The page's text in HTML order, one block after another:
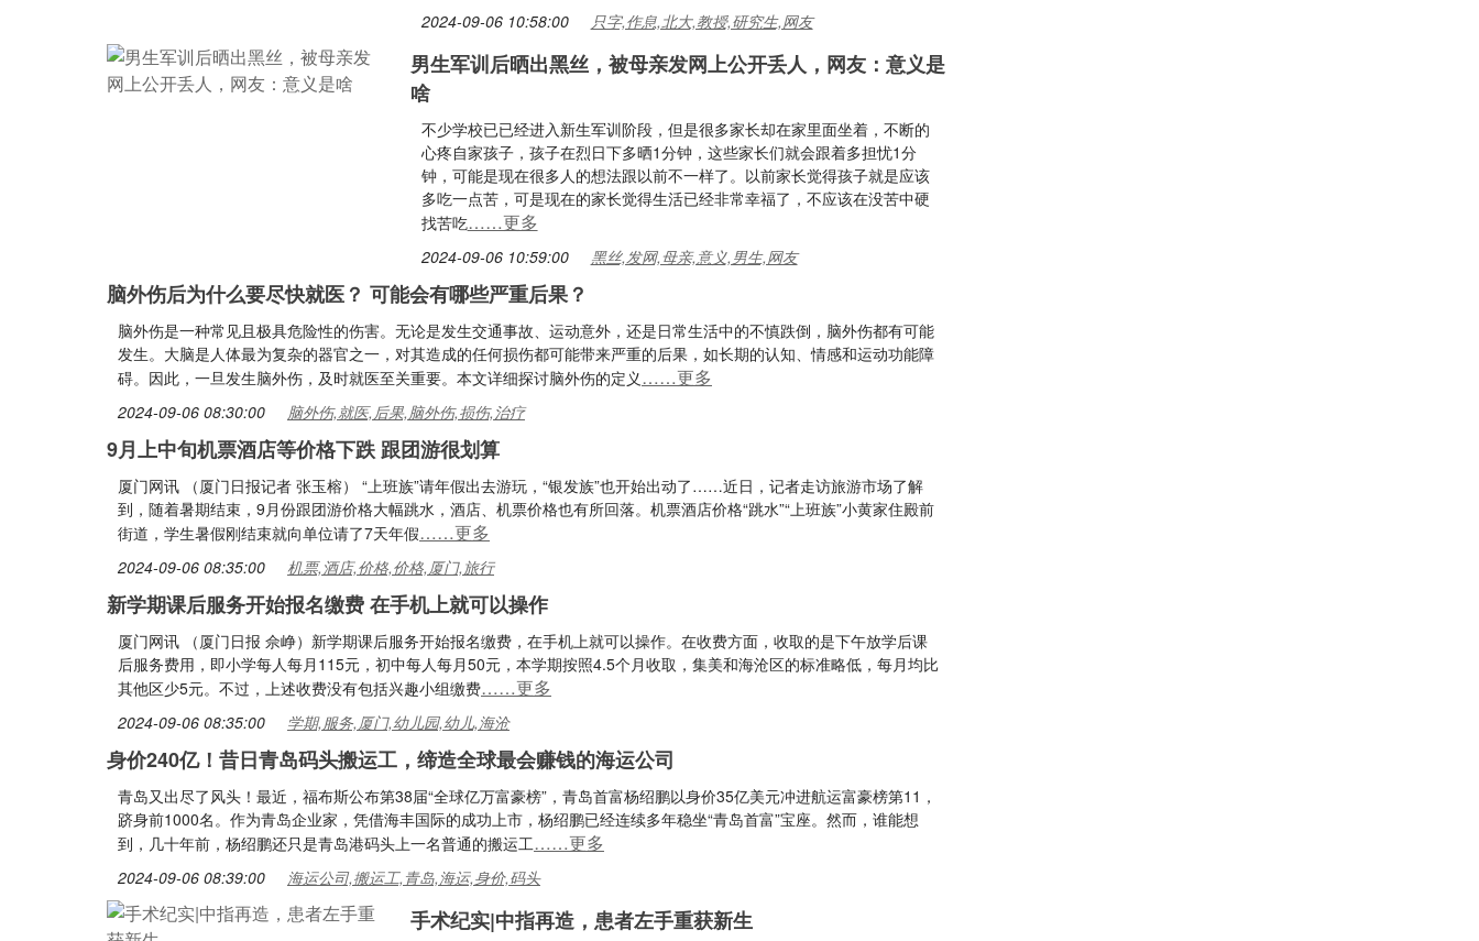
2024-09-06 10:58:00 只字,作息,北大,教授,研究生,网友
男生军训后晒出黑丝，被母亲发网上公开丢人，网友：意义是
啥
不少学校已已经进入新生军训阶段，但是很多家长却在家里面坐着，不断的
心疼自家孩子，孩子在烈日下多晒1分钟，这些家长们就会跟着多担忧1分
钟，可能是现在很多人的想法跟以前不一样了。以前家长觉得孩子就是应该
多吃一点苦，可是现在的家长觉得生活已经非常幸福了，不应该在没苦中硬
找苦吃……更多
2024-09-06 10:59:00 黑丝,发网,母亲,意义,男生,网友
脑外伤后为什么要尽快就医？ 可能会有哪些严重后果？
脑外伤是一种常见且极具危险性的伤害。无论是发生交通事故、运动意外，还是日常生活中的不慎跌倒，脑外伤都有可能
发生。大脑是人体最为复杂的器官之一，对其造成的任何损伤都可能带来严重的后果，如长期的认知、情感和运动功能障
碍。因此，一旦发生脑外伤，及时就医至关重要。本文详细探讨脑外伤的定义……更多
2024-09-06 08:30:00 脑外伤,就医,后果,脑外伤,损伤,治疗
9月上中旬机票酒店等价格下跌 跟团游很划算
厦门网讯 （厦门日报记者 张玉榕） “上班族”请年假出去游玩，“银发族”也开始出动了……近日，记者走访旅游市场了解
到，随着暑期结束，9月份跟团游价格大幅跳水，酒店、机票价格也有所回落。机票酒店价格“跳水”“上班族”小黄家住殿前
街道，学生暑假刚结束就向单位请了7天年假……更多
2024-09-06 08:35:00 机票,酒店,价格,价格,厦门,旅行
新学期课后服务开始报名缴费 在手机上就可以操作
厦门网讯 （厦门日报 佘峥）新学期课后服务开始报名缴费，在手机上就可以操作。在收费方面，收取的是下午放学后课
后服务费用，即小学每人每月115元，初中每人每月50元，本学期按照4.5个月收取，集美和海沧区的标准略低，每月均比
其他区少5元。不过，上述收费没有包括兴趣小组缴费……更多
2024-09-06 08:35:00 学期,服务,厦门,幼儿园,幼儿,海沧
身价240亿！昔日青岛码头搬运工，缔造全球最会赚钱的海运公司
青岛又出尽了风头！最近，福布斯公布第38届“全球亿万富豪榜”，青岛首富杨绍鹏以身价35亿美元冲进航运富豪榜第11，
跻身前1000名。作为青岛企业家，凭借海丰国际的成功上市，杨绍鹏已经连续多年稳坐“青岛首富”宝座。然而，谁能想
到，几十年前，杨绍鹏还只是青岛港码头上一名普通的搬运工……更多
2024-09-06 08:39:00 海运公司,搬运工,青岛,海运,身价,码头
手术纪实|中指再造，患者左手重获新生